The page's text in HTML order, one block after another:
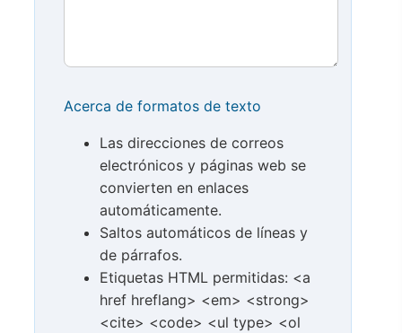
Acerca de formatos de texto
Las direcciones de correos
electrónicos y páginas web se
convierten en enlaces
automáticamente.
Saltos automáticos de líneas y
de párrafos.
Etiquetas HTML permitidas: <a
href hreflang> <em> <strong>
<cite> <code> <ul type> <ol